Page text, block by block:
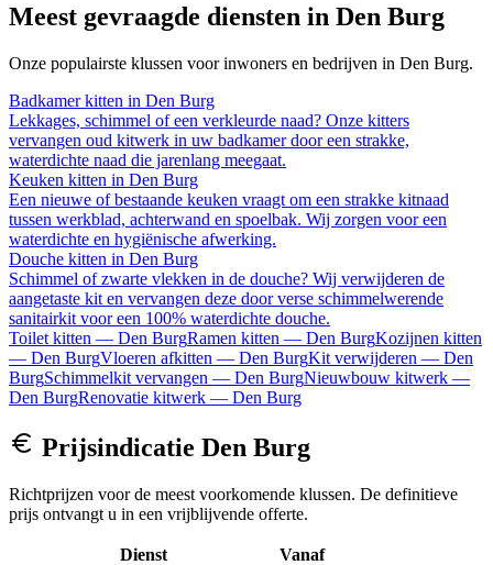
Meest gevraagde diensten in Den Burg
Onze populairste klussen voor inwoners en bedrijven in Den Burg.
Badkamer kitten in Den Burg
Lekkages, schimmel of een verkleurde naad? Onze kitters
vervangen oud kitwerk in uw badkamer door een strakke,
waterdichte naad die jarenlang meegaat.
Keuken kitten in Den Burg
Een nieuwe of bestaande keuken vraagt om een strakke kitnaad
tussen werkblad, achterwand en spoelbak. Wij zorgen voor een
waterdichte en hygiënische afwerking.
Douche kitten in Den Burg
Schimmel of zwarte vlekken in de douche? Wij verwijderen de
aangetaste kit en vervangen deze door verse schimmelwerende
sanitairkit voor een 100% waterdichte douche.
Toilet kitten — Den BurgRamen kitten — Den BurgKozijnen kitten
— Den BurgVloeren afkitten — Den BurgKit verwijderen — Den
BurgSchimmelkit vervangen — Den BurgNieuwbouw kitwerk —
Den BurgRenovatie kitwerk — Den Burg
Prijsindicatie Den Burg
Richtprijzen voor de meest voorkomende klussen. De definitieve
prijs ontvangt u in een vrijblijvende offerte.
Dienst
Vanaf